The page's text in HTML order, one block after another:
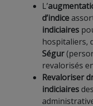
L’
d’indice
indiciaires
hospitaliers,
Ségur
revalorisés
Revaloriser
indiciaires